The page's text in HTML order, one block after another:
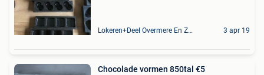
Lokeren+Deel Overmere En Zele 3 apr 19
Chocolade vormen 850tal €5